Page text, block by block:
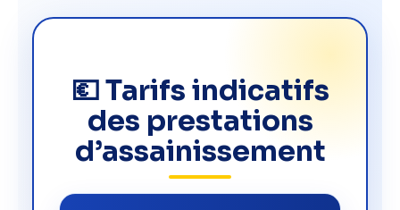
💶 Tarifs indicatifs
des prestations
d’assainissement